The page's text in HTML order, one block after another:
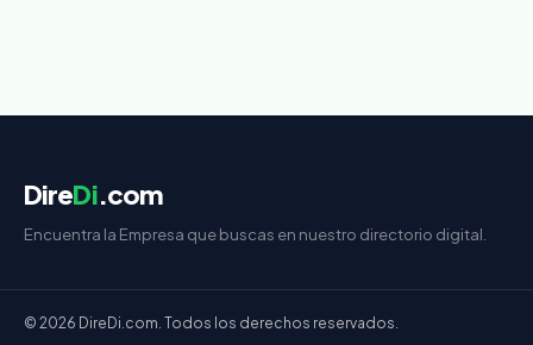
DireDi.com
Encuentra la Empresa que buscas en nuestro directorio digital.
© 2026 DireDi.com. Todos los derechos reservados.